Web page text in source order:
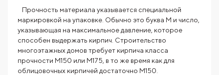
Прочность материала указывается специальной
маркировкой на упаковке. Обычно это буква М и число,
указывающая на максимальное давление, которое
способен выдержать кирпич. Строительство
многоэтажных домов требует кирпича класса
прочности М150 или М175, в то же время как для
облицовочных кирпичей достаточно М150.